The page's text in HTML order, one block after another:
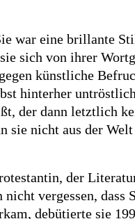
war eine brillante
sich von ihrer
künstliche
hinterher
der dann letztlich
nicht aus der
der
vergessen,
debütierte sie